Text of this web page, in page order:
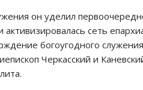
он уделил
сеть
богоугодного
Черкасский и